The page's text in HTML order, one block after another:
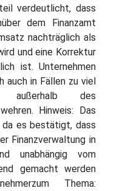
verdeutlicht, dass
dem Finanzamt
nachträglich als
und eine Korrektur
ist. Unternehmen
auch in Fällen zu viel
außerhalb des
Hinweis: Das
es bestätigt, dass
Finanzverwaltung in
unabhängig vom
gemacht werden
Thema: